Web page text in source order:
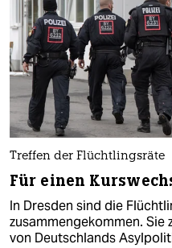
Treffen der Flüchtlingsräte
Für einen
In Dresden sind die
zusammengekommen. Sie
von Deutschlands